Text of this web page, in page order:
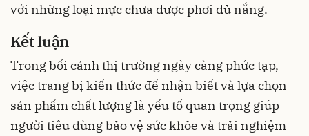
với những loại mực chưa được phơi đủ nắng.
Kết luận
Trong bối cảnh thị trường ngày càng phức tạp,
việc trang bị kiến thức để nhận biết và lựa chọn
sản phẩm chất lượng là yếu tố quan trọng giúp
người tiêu dùng bảo vệ sức khỏe và trải nghiệm